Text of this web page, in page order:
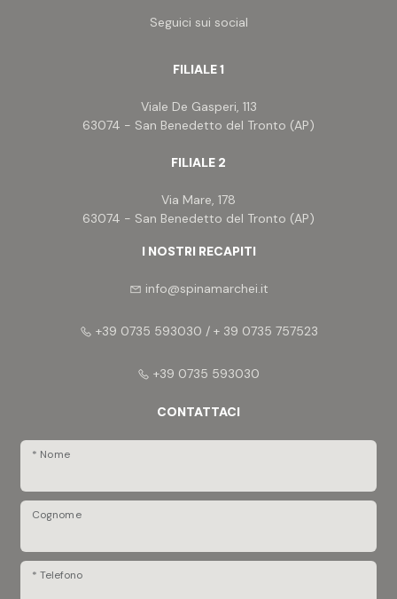
Seguici sui social
FILIALE 1
Viale De Gasperi, 113
63074 - San Benedetto del Tronto (AP)
FILIALE 2
Via Mare, 178
63074 - San Benedetto del Tronto (AP)
I NOSTRI RECAPITI
info@spinamarchei.it
+39 0735 593030 / + 39 0735 757523
+39 0735 593030
CONTATTACI
* Nome
Cognome
* Telefono